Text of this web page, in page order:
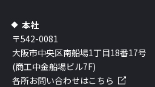
本社
〒542-0081
大阪市中央区南船場1丁目18番17号
(商工中金船場ビル7F)
各所お問い合わせはこちら